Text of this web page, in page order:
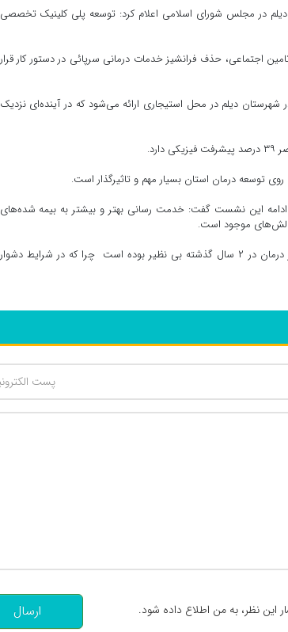
در مجلس شورای اسلامی اعلام کرد: توسعه پلی کلینیک تخصصی
اجتماعی، حذف فرانشیز خدمات درمانی سرپائی در دستور کار قرار
شهرستان دیلم در محل استیجاری ارائه می‌شود که در آینده‌ای نزدیک
درمان استان بسیار مهم و تاثیرگذار است.
ادامه این نشست گفت: خدمت رسانی بهتر و بیشتر به بیمه شده‌های
موجود است.
وی از تلاش‌های کادر درمان در مبارزه با کرونا تقدیر کرد و گفت: رشادت‌های کادر درمان در ۲ سال گذشته بی نظیر بوده است چرا که در شرایط دشوار
این نظر، به من اطلاع داده شود.
ارسال